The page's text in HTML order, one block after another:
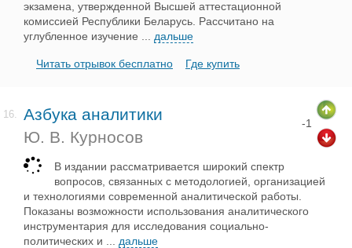
экзамена, утвержденной Высшей аттестационной
комиссией Республики Беларусь. Рассчитано на
углубленное изучение
дальше
Читать отрывок бесплатно Где купить
16.
Азбука аналитики
Ю. В. Курносов
-1
В издании рассматривается широкий спектр
вопросов, связанных с методологией, организацией
и технологиями современной аналитической работы.
Показаны возможности использования аналитического
инструментария для исследования социально-
политических и
дальше